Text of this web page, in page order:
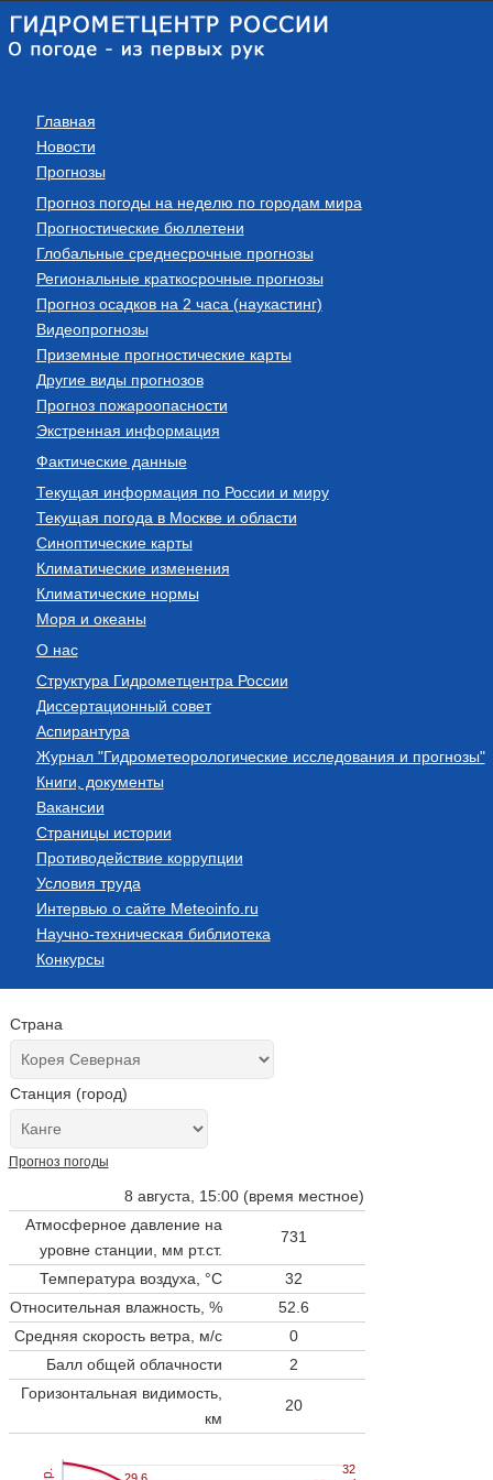
Главная
Новости
Прогнозы
Прогноз погоды на неделю по городам мира
Прогностические бюллетени
Глобальные среднесрочные прогнозы
Региональные краткосрочные прогнозы
Прогноз осадков на 2 часа (наукастинг)
Видеопрогнозы
Приземные прогностические карты
Другие виды прогнозов
Прогноз пожароопасности
Экстренная информация
Фактические данные
Текущая информация по России и миру
Текущая погода в Москве и области
Синоптические карты
Климатические изменения
Климатические нормы
Моря и океаны
О нас
Структура Гидрометцентра России
Диссертационный совет
Аспирантура
Журнал "Гидрометеорологические исследования и прогнозы"
Книги, документы
Вакансии
Страницы истории
Противодействие коррупции
Условия труда
Интервью о сайте Meteoinfo.ru
Научно-техническая библиотека
Конкурсы
Страна
Станция (город)
Прогноз погоды
8 августа, 15:00 (время местное)
Атмосферное давление на
уровне станции, мм рт.ст.
731
Температура воздуха, °C
32
Относительная влажность, %
52.6
Средняя скорость ветра, м/с
0
Балл общей облачности
2
Горизонтальная видимость,
км
20
32
32